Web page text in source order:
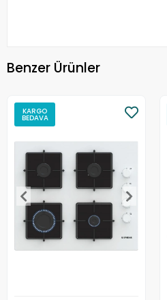
Benzer Ürünler
KARGO
BEDAVA